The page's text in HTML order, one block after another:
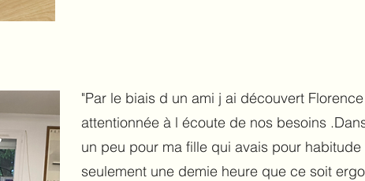
"Par le biais d un ami j ai découvert
attentionnée à l écoute de nos besoins
un peu pour ma fille qui avais pour
seulement une demie heure que ce soit